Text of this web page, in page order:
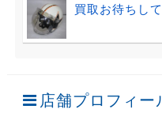
買取お待ちし
店舗プロフィー